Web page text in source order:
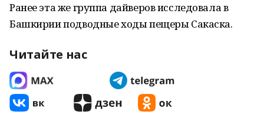
Ранее эта же группа дайверов исследовала в
Башкирии подводные ходы пещеры Сакаска.
Читайте нас